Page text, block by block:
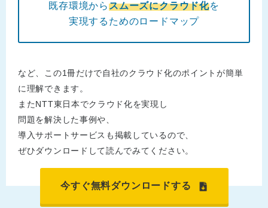
既存環境からスムーズにクラウド化を
実現するためのロードマップ
など、この1冊だけで自社のクラウド化のポイントが簡単
に理解できます。
またNTT東日本でクラウド化を実現し
問題を解決した事例や、
導入サポートサービスも掲載しているので、
ぜひダウンロードして読んでみてください。
今すぐ無料ダウンロードする